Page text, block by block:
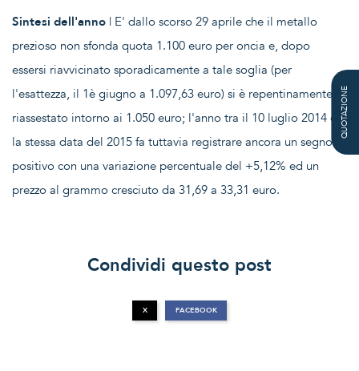
Sintesi dell'anno | E' dallo scorso 29 aprile che il metallo
prezioso non sfonda quota 1.100 euro per oncia e, dopo
essersi riavvicinato sporadicamente a tale soglia (per
l'esattezza, il 1è giugno a 1.097,63 euro) si è repentinamente
riassestato intorno ai 1.050 euro; l'anno tra il 10 luglio 2014 e
la stessa data del 2015 fa tuttavia registrare ancora un segno
positivo con una variazione percentuale del +5,12% ed un
prezzo al grammo cresciuto da 31,69 a 33,31 euro.
Condividi questo post
X FACEBOOK
QUOTAZIONE